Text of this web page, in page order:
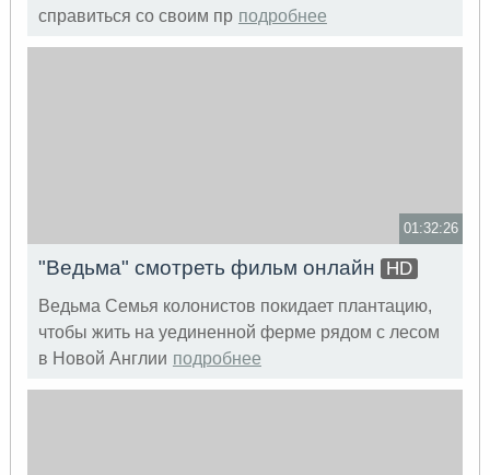
справиться со своим пр подробнее
01:32:26
"Ведьма" смотреть фильм онлайн HD
Ведьма Семья колонистов покидает плантацию,
чтобы жить на уединенной ферме рядом с лесом
в Новой Англии подробнее